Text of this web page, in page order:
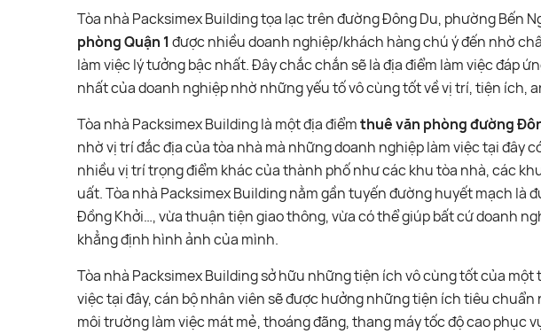
Tòa nhà Packsimex Building tọa lạc trên đường Đông Du, phường Bến
phòng Quận 1 được nhiều doanh nghiệp/khách hàng chú ý đến nhờ
làm việc lý tưởng bậc nhất. Đây chắc chắn sẽ là địa điểm làm việc đáp
nhất của doanh nghiệp nhờ những yếu tố vô cùng tốt về vị trí, tiện ích,
Tòa nhà Packsimex Building là một địa điểmthuê văn phòng đường
nhờ vị trí đắc địa của tòa nhà mà những doanh nghiệp làm việc tại đây
nhiều vị trí trọng điểm khác của thành phố như các khu tòa nhà, các
uất. Tòa nhà Packsimex Building nằm gần tuyến đường huyết mạch là
Đồng Khởi…, vừa thuận tiện giao thông, vừa có thể giúp bất cứ doanh
khẳng định hình ảnh của mình.
Tòa nhà Packsimex Building sở hữu những tiện ích vô cùng tốt của một
việc tại đây, cán bộ nhân viên sẽ được hưởng những tiện ích tiêu
môi trường làm việc mát mẻ, thoáng đãng, thang máy tốc độ cao phục